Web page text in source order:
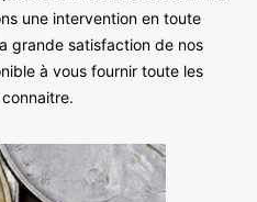
une intervention en toute
grande satisfaction de nos
à vous fournir toute les